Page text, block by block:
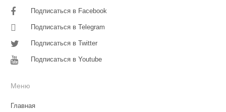
Подписаться в Facebook
Подписаться в Telegram
Подписаться в Twitter
Подписаться в Youtube
Меню
Главная